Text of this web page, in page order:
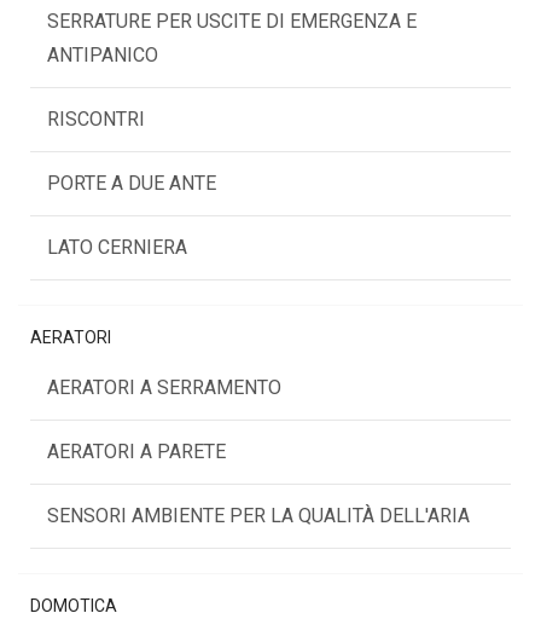
SERRATURE PER USCITE DI EMERGENZA E
ANTIPANICO
RISCONTRI
PORTE A DUE ANTE
LATO CERNIERA
AERATORI
AERATORI A SERRAMENTO
AERATORI A PARETE
SENSORI AMBIENTE PER LA QUALITÀ DELL'ARIA
DOMOTICA